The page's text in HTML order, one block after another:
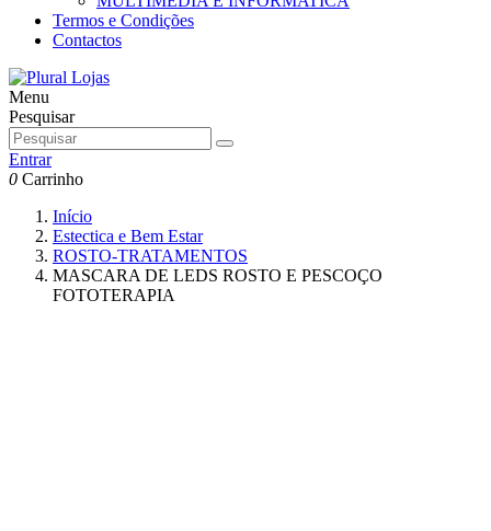
Termos e Condições
Contactos
Menu
Pesquisar
Entrar
0 Carrinho
Início
Estectica e Bem Estar
ROSTO-TRATAMENTOS
MASCARA DE LEDS ROSTO E PESCOÇO
FOTOTERAPIA